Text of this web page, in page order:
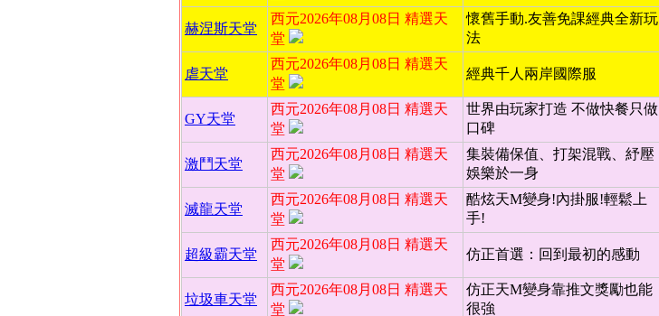
赫涅斯天堂
西元2026年08月08日 精選天
堂
懷舊手動.友善免課經典全新玩
法
虐天堂
西元2026年08月08日 精選天
堂
經典千人兩岸國際服
GY天堂
西元2026年08月08日 精選天
堂
世界由玩家打造 不做快餐只做
口碑
激鬥天堂
西元2026年08月08日 精選天
堂
集裝備保值、打架混戰、紓壓
娛樂於一身
滅龍天堂
西元2026年08月08日 精選天
堂
酷炫天M變身!內掛服!輕鬆上
手!
超級霸天堂
西元2026年08月08日 精選天
堂
仿正首選：回到最初的感動
垃圾車天堂
西元2026年08月08日 精選天
堂
仿正天M變身靠推文獎勵也能
很強